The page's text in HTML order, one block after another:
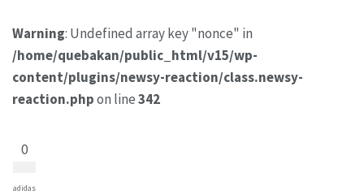
Warning: Undefined array key "nonce" in
/home/quebakan/public_html/v15/wp-
content/plugins/newsy-reaction/class.newsy-
reaction.phpon line342
0
adidas